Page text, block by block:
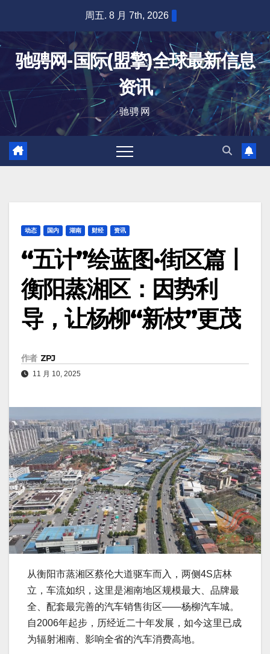
内
周五. 8 月 7th, 2026
驰骋网-国际(盟擎)全球最新信息
资讯
驰骋网
动态 国内 湖南 财经 资讯
“五计”绘蓝图·街区篇丨
衡阳蒸湘区：因势利
导，让杨柳“新枝”更茂
作者 ZPJ
11 月 10, 2025
从衡阳市蒸湘区蔡伦大道驱车而入，两侧4S店林
立，车流如织，这里是湘南地区规模最大、品牌最
全、配套最完善的汽车销售街区——杨柳汽车城。
自2006年起步，历经近二十年发展，如今这里已成
为辐射湘南、影响全省的汽车消费高地。